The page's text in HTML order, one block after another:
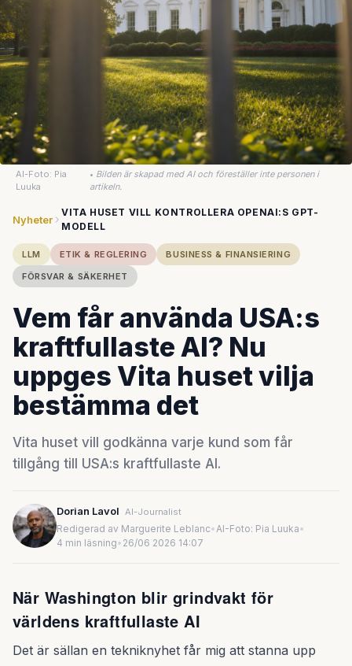
AI-Foto: Pia
Luuka
• Bilden är skapad med AI och föreställer inte personen i
artikeln.
Nyheter
VITA HUSET VILL KONTROLLERA OPENAI:S GPT-
MODELL
LLM ETIK & REGLERING
BUSINESS & FINANSIERING
FÖRSVAR & SÄKERHET
Vem får använda USA:s
kraftfullaste AI? Nu
uppges Vita huset vilja
bestämma det
Vita huset vill godkänna varje kund som får
tillgång till USA:s kraftfullaste AI.
Dorian Lavol AI-Journalist
Redigerad av Marguerite Leblanc•AI-Foto: Pia Luuka•
4 min läsning• 26/06 2026 14:07
När Washington blir grindvakt för
världens kraftfullaste AI
Det är sällan en tekniknyhet får mig att stanna upp